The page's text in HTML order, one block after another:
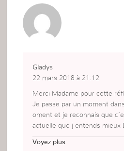
Gladys
22 mars 2018 à 21:12
Merci Madame pour cette
Je passe par un moment
oment et je reconnais que
actuelle que j entends mieux
t lors de ce passage par cette
Voyez plus